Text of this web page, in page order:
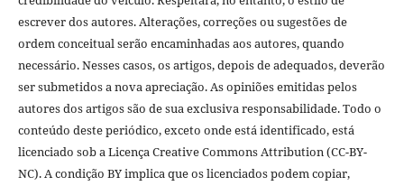
escrever dos autores. Alterações, correções ou sugestões de
ordem conceitual serão encaminhadas aos autores, quando
necessário. Nesses casos, os artigos, depois de adequados, deverão
ser submetidos a nova apreciação. As opiniões emitidas pelos
autores dos artigos são de sua exclusiva responsabilidade. Todo o
conteúdo deste periódico, exceto onde está identificado, está
licenciado sob a Licença Creative Commons Attribution (CC-BY-
NC). A condição BY implica que os licenciados podem copiar,